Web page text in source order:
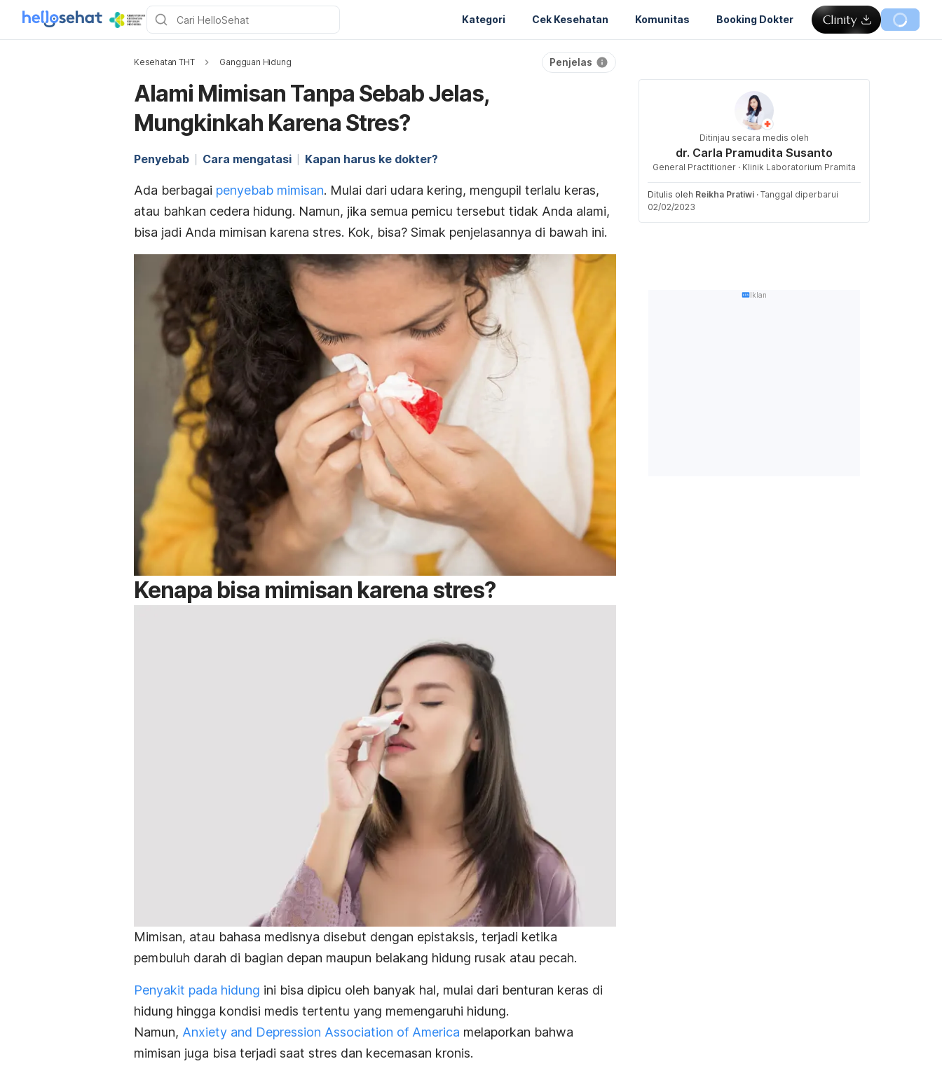
Kategori Cek Kesehatan Komunitas Booking Dokter
Kesehatan THT Gangguan Hidung Penjelas
Alami Mimisan Tanpa Sebab Jelas,
Mungkinkah Karena Stres?
Penyebab Cara mengatasi Kapan harus ke dokter?
Ada berbagai penyebab mimisan. Mulai dari udara kering, mengupil terlalu keras,
atau bahkan cedera hidung. Namun, jika semua pemicu tersebut tidak Anda alami,
bisa jadi Anda mimisan karena stres. Kok, bisa? Simak penjelasannya di bawah ini.
Kenapa bisa mimisan karena stres?
Mimisan, atau bahasa medisnya disebut dengan epistaksis, terjadi ketika
pembuluh darah di bagian depan maupun belakang hidung rusak atau pecah.
Penyakit pada hidung ini bisa dipicu oleh banyak hal, mulai dari benturan keras di
hidung hingga kondisi medis tertentu yang memengaruhi hidung.
Namun, Anxiety and Depression Association of America melaporkan bahwa
mimisan juga bisa terjadi saat stres dan kecemasan kronis.
Ditinjau secara medis oleh
dr. Carla Pramudita Susanto
General Practitioner · Klinik Laboratorium Pramita
Ditulis oleh Reikha Pratiwi · Tanggal diperbarui
02/02/2023
Iklan